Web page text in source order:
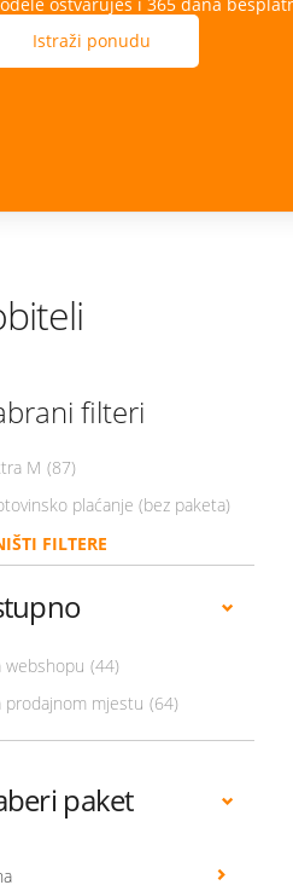
Istraži ponudu
filteri
M (87)
plaćanje (bez paketa)
FILTERE
webshopu (44)
prodajnom mjestu (64)
paket